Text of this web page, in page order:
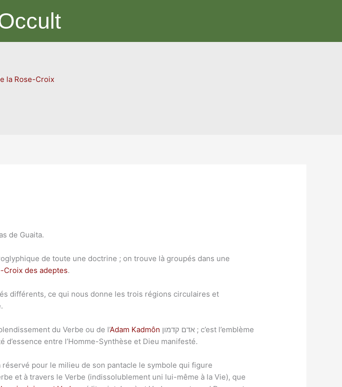
la Rose-Croix
de Guaita.
de toute une doctrine ; on trouve là groupés dans une
Croix des adeptes.
différents, ce qui nous donne les trois régions circulaires et
du Verbe ou de l’Adam Kadmôn
d’essence entre l’Homme-Synthèse et Dieu manifesté.
pour le milieu de son pantacle le symbole qui figure
et à travers le Verbe (indissolublement uni lui-même à la Vie), que